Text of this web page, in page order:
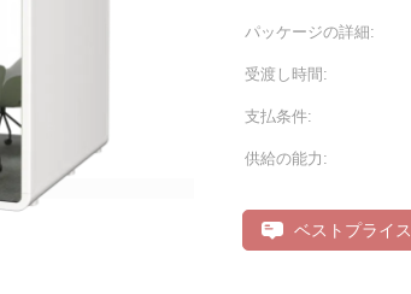
パッケージの詳細:
受渡し時間:
支払条件:
供給の能力:
ベストプライス